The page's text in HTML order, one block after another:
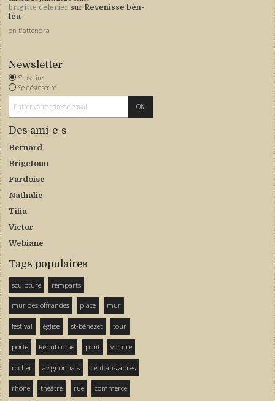
brigitte celerier sur Revenisse bèn-
lèu
on t'attendra
Newsletter
S'inscrire
Se désinscrire
Des ami-e-s
Bernard
Brigetoun
Fardoise
Nathalie
Tilia
Victor
Webiane
Tags populaires
sculpture remparts
mur des offrandes place mur
festival église st-bénezet tour
porte République pont voiture
rocher avignonnais cent ans après
rhône théâtre rue commerce